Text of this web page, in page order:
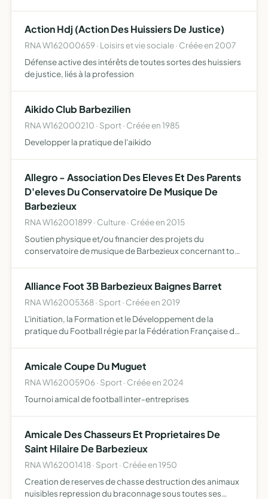
Action Hdj (Action Des Huissiers De Justice)
RNA W162000659 · Loisirs et vie sociale · Créée en 2007
Défense active des intérêts de toutes sortes des huissiers
de justice, liés à la profession
Aikido Club Barbezilien
RNA W162000210 · Sport · Créée en 1985
Developper la pratique de l'aikido
Allegro - Association Des Eleves Et Des Parents
D'eleves Du Conservatoire De Musique De
Barbezieux
RNA W162001899 · Culture · Créée en 2015
Soutien physique et/ou financier des projets du
conservatoire de musique de Barbezieux concernant tous
Alliance Foot 3B Barbezieux Baignes Barret
RNA W162005368 · Sport · Créée en 2019
L'initiation, la Formation et le Développement de la
pratique du Football régie par la Fédération Française de
Amicale Coupe Du Muguet
RNA W162005906 · Sport · Créée en 2024
Tournoi amical de football inter-entreprises
Amicale Des Chasseurs Et Proprietaires De
Saint Hilaire De Barbezieux
RNA W162001418 · Sport · Créée en 1950
Creation de reserves de chasse destruction des animaux
nuisibles repression du braconnage sous toutes ses